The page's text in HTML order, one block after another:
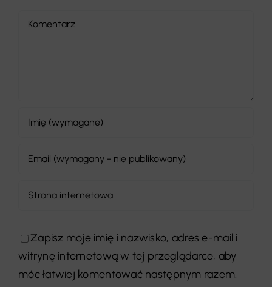
Comment
Zapisz moje imię i nazwisko, adres e-mail i
witrynę internetową w tej przeglądarce, aby
móc łatwiej komentować następnym razem.